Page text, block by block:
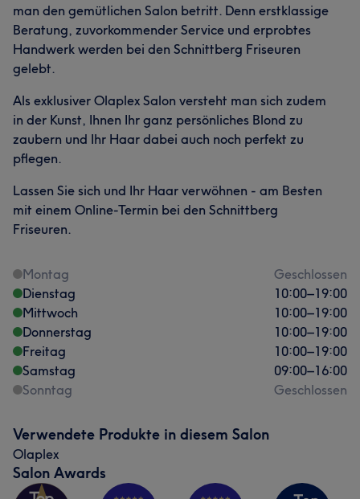
man den gemütlichen Salon betritt. Denn erstklassige
Beratung, zuvorkommender Service und erprobtes
Handwerk werden bei den Schnittberg Friseuren
gelebt.
Als exklusiver Olaplex Salon versteht man sich zudem
in der Kunst, Ihnen Ihr ganz persönliches Blond zu
zaubern und Ihr Haar dabei auch noch perfekt zu
pflegen.
Lassen Sie sich und Ihr Haar verwöhnen - am Besten
mit einem Online-Termin bei den Schnittberg
Friseuren.
Montag
Geschlossen
Dienstag
10:00–19:00
Mittwoch
10:00–19:00
Donnerstag
10:00–19:00
Freitag
10:00–19:00
Samstag
09:00–16:00
Sonntag
Geschlossen
Verwendete Produkte in diesem Salon
Olaplex
Salon Awards